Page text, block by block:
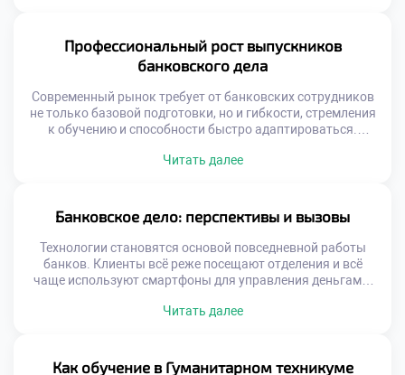
стабильность и рост, поскольку ускоряют оборот
капитала и расширяют доступ к финансовым […]
Профессиональный рост выпускников
банковского дела
Современный рынок требует от банковских сотрудников
не только базовой подготовки, но и гибкости, стремления
к обучению и способности быстро адаптироваться.
на старте обладают преимуществом: они понимают
риски. Эти качества открывают перед ними двери в
ведущие финансовые учреждения. Профессиональный
рост выпускников […]
Читать далее
Банковское дело: перспективы и вызовы
Технологии становятся основой повседневной работы
банков. Клиенты всё реже посещают отделения и всё
чаще используют смартфоны для управления деньгами.
дело выходит за рамки традиционных операций. Оно
экосистемами. Банки больше не ограничиваются ролью
Читать далее
Как обучение в Гуманитарном техникуме